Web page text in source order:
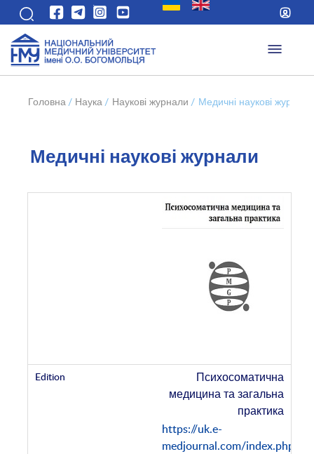
Головна / Наука / Наукові журнали / Медичні наукові журнали
Медичні наукові журнали
Психосоматична
медицина та загальна
практика
https://uk.e-
medjournal.com/index.php/